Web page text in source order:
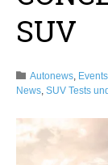
SUV
Autonews, Events
News, SUV Tests